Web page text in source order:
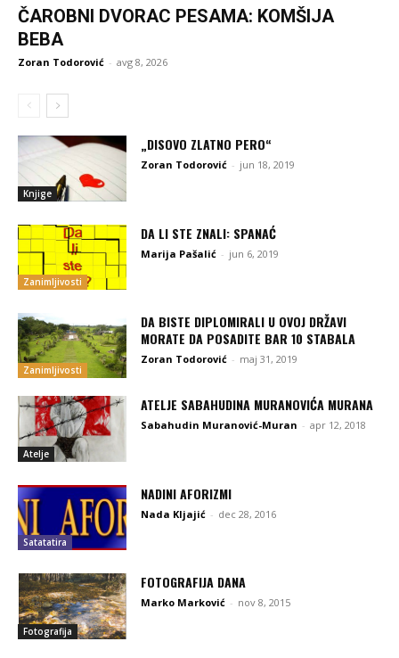
ČAROBNI DVORAC PESAMA: KOMŠIJA
BEBA
Zoran Todorović - avg 8, 2026
Knjige
„DISOVO ZLATNO PERO“
Zoran Todorović - jun 18, 2019
Zanimljivosti
DA LI STE ZNALI: SPANAĆ
Marija Pašalić - jun 6, 2019
Zanimljivosti
DA BISTE DIPLOMIRALI U OVOJ DRŽAVI
MORATE DA POSADITE BAR 10 STABALA
Zoran Todorović - maj 31, 2019
Atelje
ATELJE SABAHUDINA MURANOVIĆA MURANA
Sabahudin Muranović-Muran - apr 12, 2018
Satatatira
NADINI AFORIZMI
Nada Kljajić - dec 28, 2016
Fotografija
FOTOGRAFIJA DANA
Marko Marković - nov 8, 2015